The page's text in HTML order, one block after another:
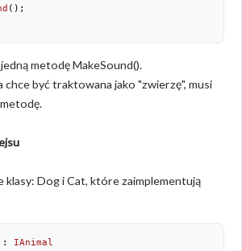
( ) ;
metodę MakeSound().
chce być traktowana jako "zwierzę", musi
klasy: Dog i Cat, które zaimplementują
: IAnimal